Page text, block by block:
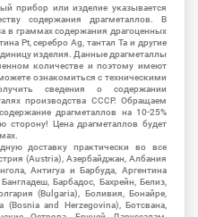
прибор или изделие указывается
содержания драгметаллов. В
в граммах содержания драгоценных
Pt, серебро Ag, тантал Ta и другие
изделия. Данные драгметаллы
количестве и поэтому имеют
ознакомиться с техническими
сведения о содержании
производства СССР. Обращаем
драгметаллов на 10-25%
сторону! Цена драгметаллов будет
доставку практически во все
(Austria), Азербайджан, Албания
Антигуа и Барбуда, Аргентина
Барбадос, Бахрейн, Белиз,
(Bulgaria), Боливия, Бонайре,
and Herzegovina), Ботсвана,